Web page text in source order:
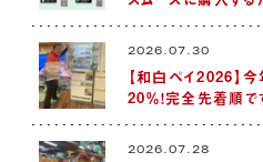
2026.07.30
【和白ペイ2026】
20％！完全先着順で
2026.07.28